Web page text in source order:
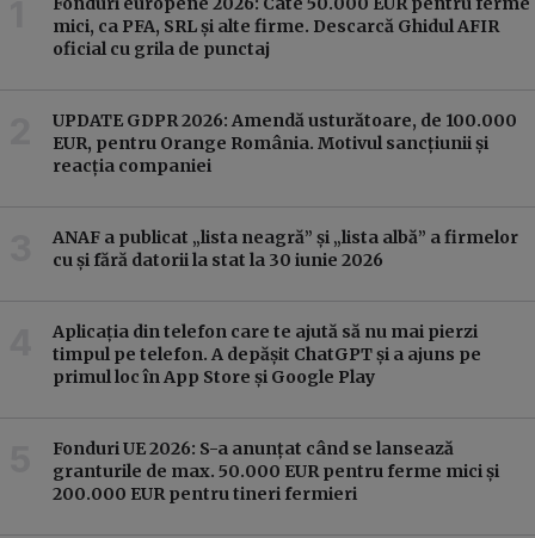
mici, ca PFA, SRL și alte firme. Descarcă Ghidul AFIR
oficial cu grila de punctaj
UPDATE GDPR 2026: Amendă usturătoare, de 100.000
EUR, pentru Orange România. Motivul sancțiunii și
reacția companiei
ANAF a publicat „lista neagră” și „lista albă” a firmelor
cu și fără datorii la stat la 30 iunie 2026
Aplicația din telefon care te ajută să nu mai pierzi
timpul pe telefon. A depășit ChatGPT și a ajuns pe
primul loc în App Store și Google Play
Fonduri UE 2026: S-a anunțat când se lansează
granturile de max. 50.000 EUR pentru ferme mici și
200.000 EUR pentru tineri fermieri